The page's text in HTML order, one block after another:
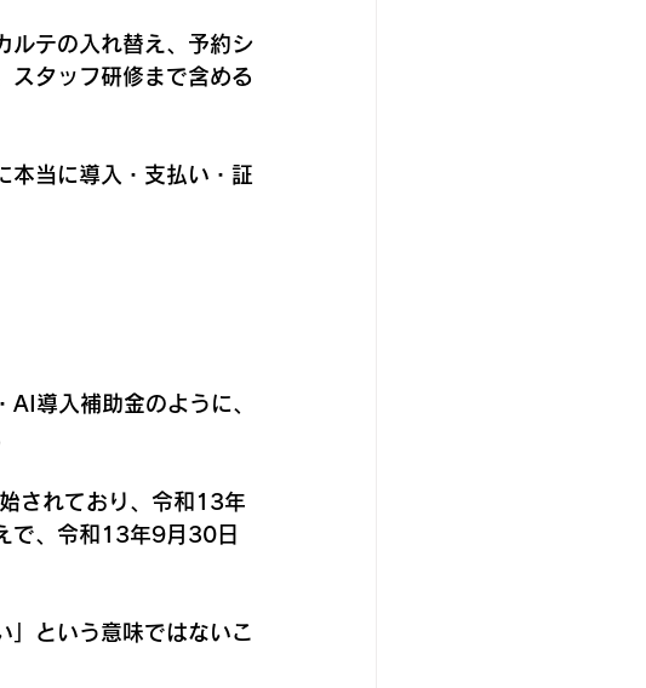
ルテの入れ替え、予約シ
スタッフ研修まで含める
本当に導入・支払い・証
導入補助金のように、
されており、令和13年
で、令和13年9月30日
」という意味ではないこ